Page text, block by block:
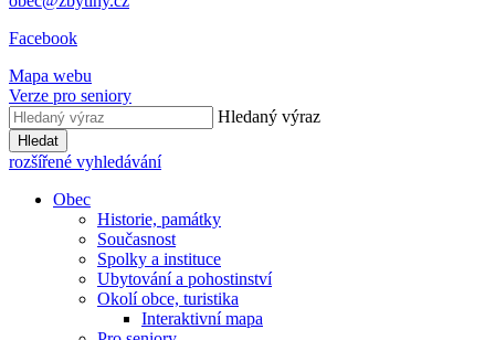
Facebook
Mapa webu
Verze pro seniory
Hledaný výraz
Hledat
rozšířené vyhledávání
Obec
Historie, památky
Současnost
Spolky a instituce
Ubytování a pohostinství
Okolí obce, turistika
Interaktivní mapa